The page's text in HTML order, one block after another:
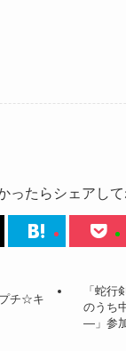
ったらシェアして
チ☆キ
「蛇
のうち
―」参